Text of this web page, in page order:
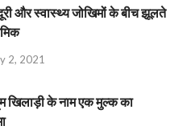
और स्वास्थ्य जोखिमों के बीच झूलते
2, 2021
खिलाड़ी के नाम एक मुल्क का